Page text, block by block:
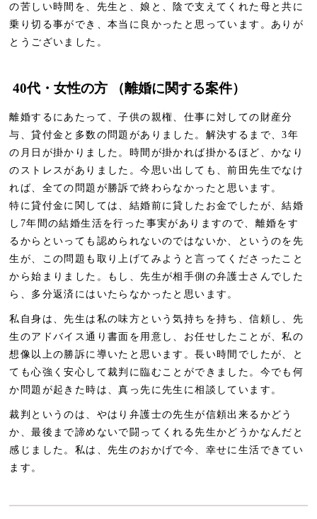
の苦しい時間を、先生と、娘と、陰で支えてくれた母と共に
乗り切る事ができ、本当に良かったと思っています。ありが
とうございました。
40代・女性の方 （離婚に関する案件）
離婚するにあたって、子供の親権、仕事に対しての財産分
与、貸付金と多数の問題がありました。解決するまで、3年
の月日が掛かりました。時間が掛かれば掛かるほど、かなり
のストレスがありました。今思い出しても、前田先生でなけ
れば、全ての問題が勝訴で終わらなかったと思います。
特に貸付金に関しては、結婚前に貸したお金でしたが、結婚
し7年間の結婚生活を行った事実がありますので、離婚をす
るからといっても認められないのではないか、というのを先
生が、この問題も取り上げてみようと言ってくださったこと
から始まりました。もし、先生が相手側の弁護士さんでした
ら、多分返済にはいたらなかったと思います。
私自身は、先生は私の味方という気持ちを持ち、信頼し、先
生のアドバイス通り書面を用意し、お任せしたことが、私の
想像以上の勝訴に導いたと思います。長い時間でしたが、と
ても心強く安心して裁判に臨むことができました。今でも何
か問題が起きた時は、真っ先に先生に相談しています。
裁判というのは、やはり弁護士の先生が信頼出来るかどう
か、最後まで諦めないで闘ってくれる先生かどうかなんだと
感じました。私は、先生のおかげで今、幸せに生活できてい
ます。